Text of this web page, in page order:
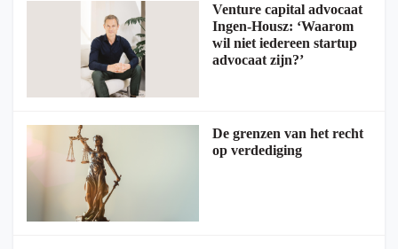
Venture capital advocaat
Ingen-Housz: ‘Waarom
wil niet iedereen startup
advocaat zijn?’
De grenzen van het recht
op verdediging